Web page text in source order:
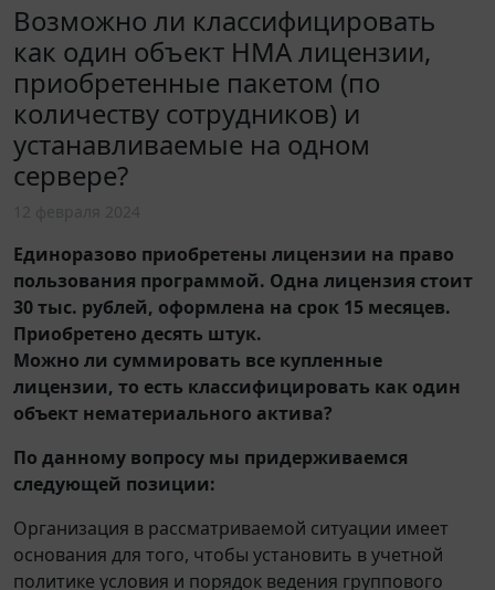
Возможно ли классифицировать
как один объект НМА лицензии,
приобретенные пакетом (по
количеству сотрудников) и
устанавливаемые на одном
сервере?
Единоразово приобретены лицензии на право
пользования программой. Одна лицензия стоит
30 тыс. рублей, оформлена на срок 15 месяцев.
Приобретено десять штук.
Можно ли суммировать все купленные
лицензии, то есть классифицировать как один
объект нематериального актива?
По данному вопросу мы придерживаемся
следующей позиции:
Организация в рассматриваемой ситуации имеет
основания для того, чтобы установить в учетной
политике условия и порядок ведения группового